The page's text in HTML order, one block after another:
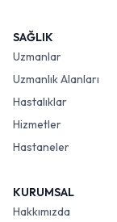
SAĞLIK
Uzmanlar
Uzmanlık Alanları
Hastalıklar
Hizmetler
Hastaneler
KURUMSAL
Hakkımızda